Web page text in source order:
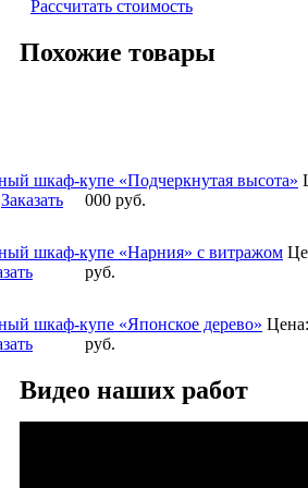
Рассчитать стоимость
Похожие товары
шкаф-купе «Подчеркнутая высота»
000руб.
Заказать
шкаф-купе «Нарния» с витражом
руб.
шкаф-купе «Японское дерево» Цена:
руб.
Видео наших работ